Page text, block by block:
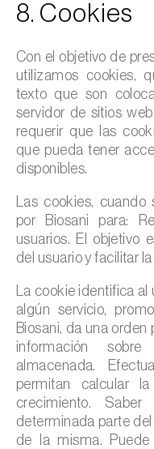
8. Cookies
Con el objetivo de
utilizamos cookies,
texto que son
servidor de sitios
requerir que las
que pueda tener
disponibles.
Las cookies,
por Biosani para:
usuarios. El objetivo
del usuario y facilitar
La cookie identifica
algún servicio,
Biosani, da una
información
almacenada.
permitan calcular
crecimiento.
determinada parte
de la misma.